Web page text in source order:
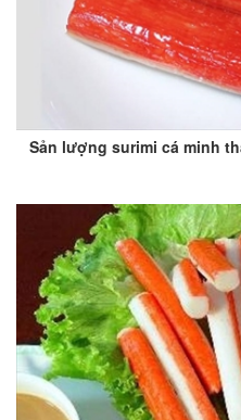
Sản lượng surimi cá minh